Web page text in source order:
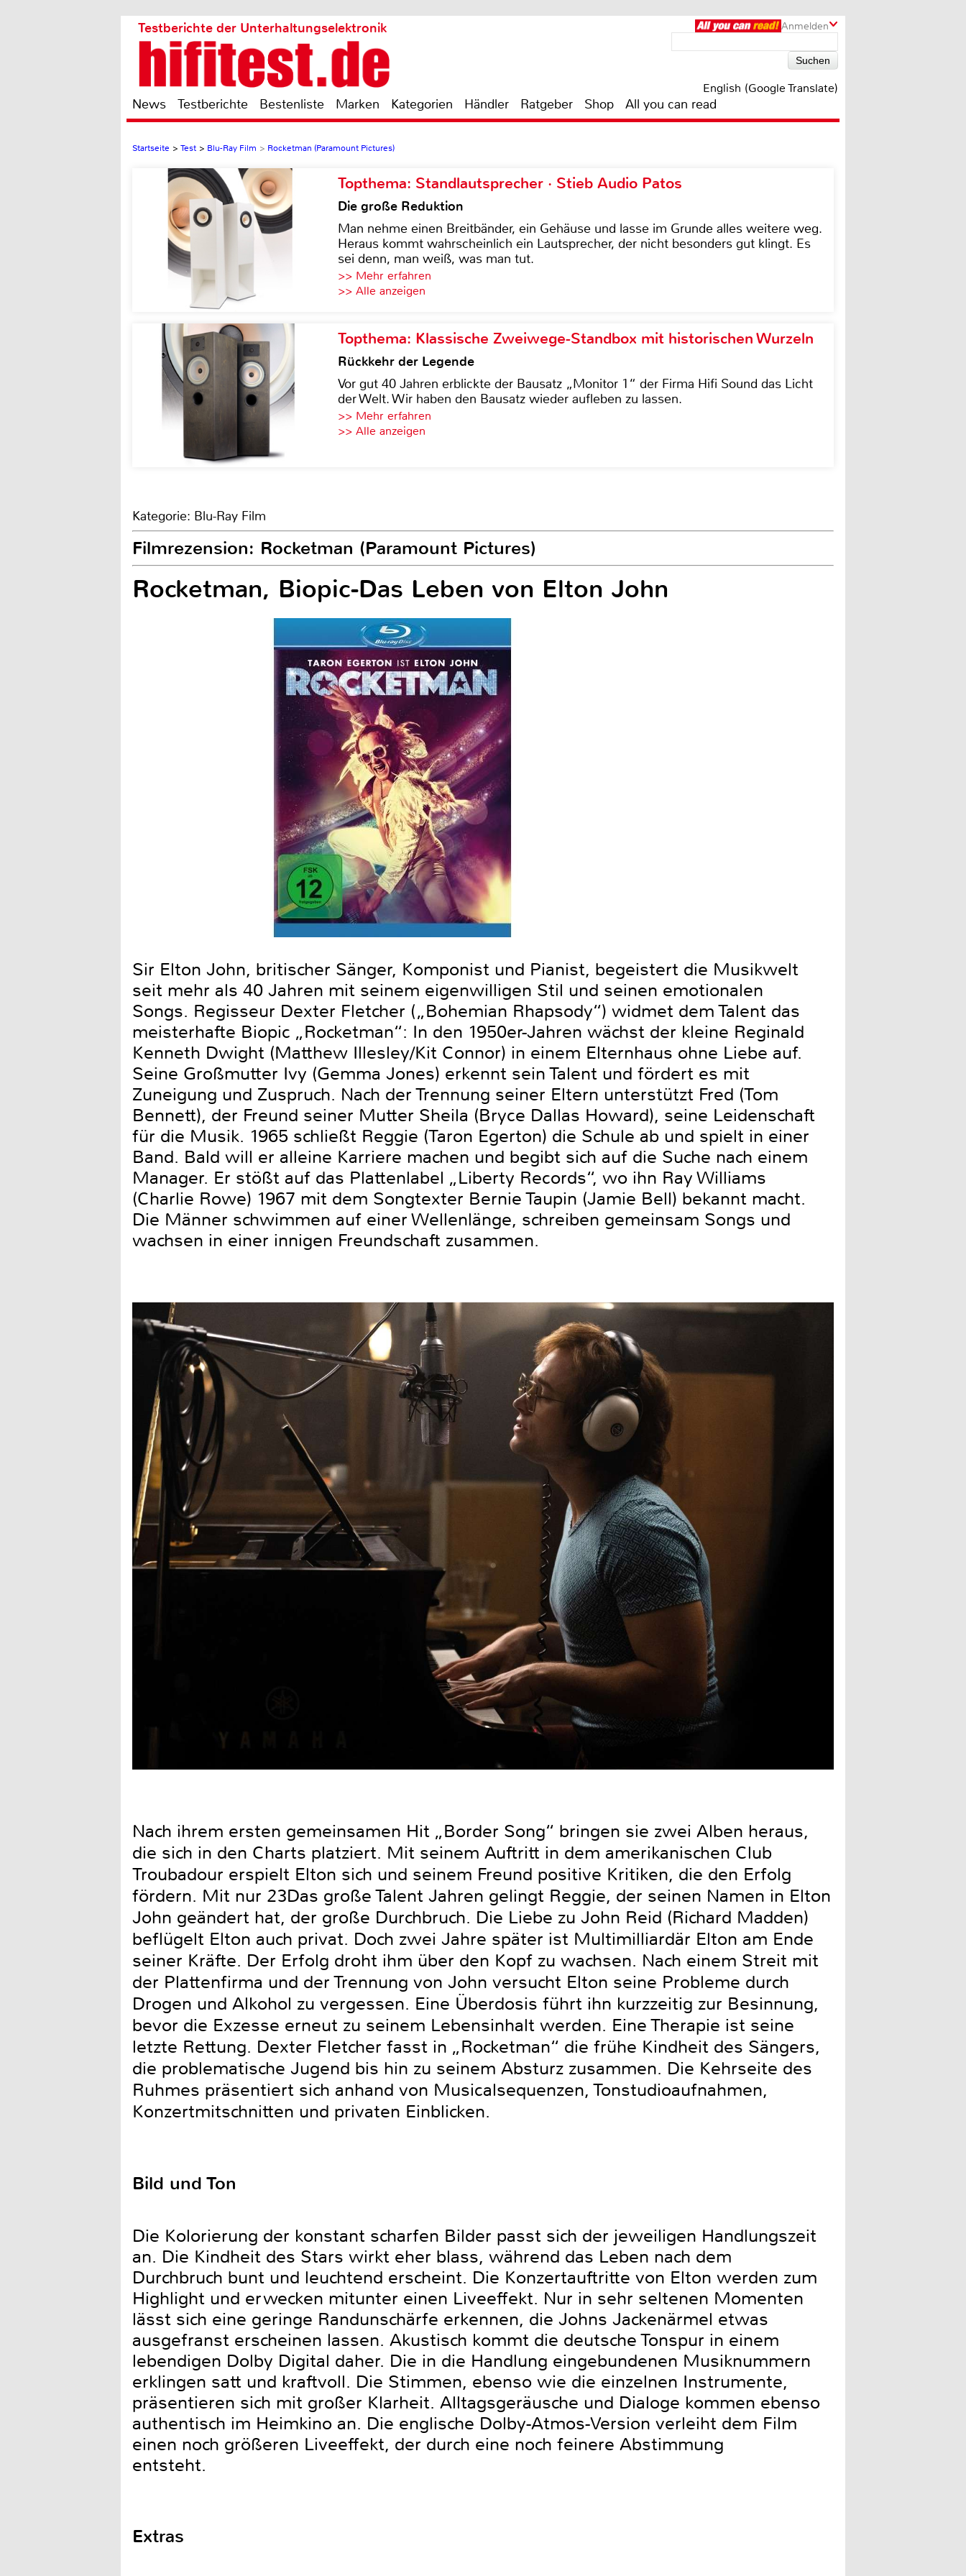
Anmelden
Testberichte der Unterhaltungselektronik
English (Google Translate)
News Testberichte Bestenliste Marken Kategorien Händler Ratgeber Shop All you can read
Startseite > Test > Blu-Ray Film > Rocketman (Paramount Pictures)
Topthema: Standlautsprecher · Stieb Audio Patos
Die große Reduktion
Man nehme einen Breitbänder, ein Gehäuse und lasse im Grunde alles weitere weg.
Heraus kommt wahrscheinlich ein Lautsprecher, der nicht besonders gut klingt. Es
sei denn, man weiß, was man tut.
>> Mehr erfahren
>> Alle anzeigen
Topthema: Klassische Zweiwege-Standbox mit historischen Wurzeln
Rückkehr der Legende
Vor gut 40 Jahren erblickte der Bausatz „Monitor 1“ der Firma Hifi Sound das Licht
der Welt. Wir haben den Bausatz wieder aufleben zu lassen.
>> Mehr erfahren
>> Alle anzeigen
Kategorie: Blu-Ray Film
Filmrezension: Rocketman (Paramount Pictures)
Rocketman, Biopic-Das Leben von Elton John
Sir Elton John, britischer Sänger, Komponist und Pianist, begeistert die Musikwelt
seit mehr als 40 Jahren mit seinem eigenwilligen Stil und seinen emotionalen
Songs. Regisseur Dexter Fletcher („Bohemian Rhapsody‘‘) widmet dem Talent das
meisterhafte Biopic „Rocketman‘‘: In den 1950er-Jahren wächst der kleine Reginald
Kenneth Dwight (Matthew Illesley/Kit Connor) in einem Elternhaus ohne Liebe auf.
Seine Großmutter Ivy (Gemma Jones) erkennt sein Talent und fördert es mit
Zuneigung und Zuspruch. Nach der Trennung seiner Eltern unterstützt Fred (Tom
Bennett), der Freund seiner Mutter Sheila (Bryce Dallas Howard), seine Leidenschaft
für die Musik. 1965 schließt Reggie (Taron Egerton) die Schule ab und spielt in einer
Band. Bald will er alleine Karriere machen und begibt sich auf die Suche nach einem
Manager. Er stößt auf das Plattenlabel „Liberty Records‘‘, wo ihn Ray Williams
(Charlie Rowe) 1967 mit dem Songtexter Bernie Taupin (Jamie Bell) bekannt macht.
Die Männer schwimmen auf einer Wellenlänge, schreiben gemeinsam Songs und
wachsen in einer innigen Freundschaft zusammen.
Nach ihrem ersten gemeinsamen Hit „Border Song‘‘ bringen sie zwei Alben heraus,
die sich in den Charts platziert. Mit seinem Auftritt in dem amerikanischen Club
Troubadour erspielt Elton sich und seinem Freund positive Kritiken, die den Erfolg
fördern. Mit nur 23Das große Talent Jahren gelingt Reggie, der seinen Namen in Elton
John geändert hat, der große Durchbruch. Die Liebe zu John Reid (Richard Madden)
beflügelt Elton auch privat. Doch zwei Jahre später ist Multimilliardär Elton am Ende
seiner Kräfte. Der Erfolg droht ihm über den Kopf zu wachsen. Nach einem Streit mit
der Plattenfirma und der Trennung von John versucht Elton seine Probleme durch
Drogen und Alkohol zu vergessen. Eine Überdosis führt ihn kurzzeitig zur Besinnung,
bevor die Exzesse erneut zu seinem Lebensinhalt werden. Eine Therapie ist seine
letzte Rettung. Dexter Fletcher fasst in „Rocketman‘‘ die frühe Kindheit des Sängers,
die problematische Jugend bis hin zu seinem Absturz zusammen. Die Kehrseite des
Ruhmes präsentiert sich anhand von Musicalsequenzen, Tonstudioaufnahmen,
Konzertmitschnitten und privaten Einblicken.
Bild und Ton
Die Kolorierung der konstant scharfen Bilder passt sich der jeweiligen Handlungszeit
an. Die Kindheit des Stars wirkt eher blass, während das Leben nach dem
Durchbruch bunt und leuchtend erscheint. Die Konzertauftritte von Elton werden zum
Highlight und erwecken mitunter einen Liveeffekt. Nur in sehr seltenen Momenten
lässt sich eine geringe Randunschärfe erkennen, die Johns Jackenärmel etwas
ausgefranst erscheinen lassen. Akustisch kommt die deutsche Tonspur in einem
lebendigen Dolby Digital daher. Die in die Handlung eingebundenen Musiknummern
erklingen satt und kraftvoll. Die Stimmen, ebenso wie die einzelnen Instrumente,
präsentieren sich mit großer Klarheit. Alltagsgeräusche und Dialoge kommen ebenso
authentisch im Heimkino an. Die englische Dolby-Atmos-Version verleiht dem Film
einen noch größeren Liveeffekt, der durch eine noch feinere Abstimmung
entsteht.
Extras